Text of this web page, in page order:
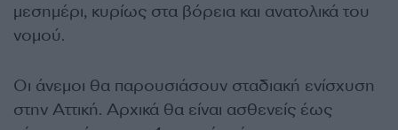
μεσημέρι, κυρίως στα βόρεια και ανατολικά του
νομού.
Οι άνεμοι θα παρουσιάσουν σταδιακή ενίσχυση
στην Αττική. Αρχικά θα είναι ασθενείς έως